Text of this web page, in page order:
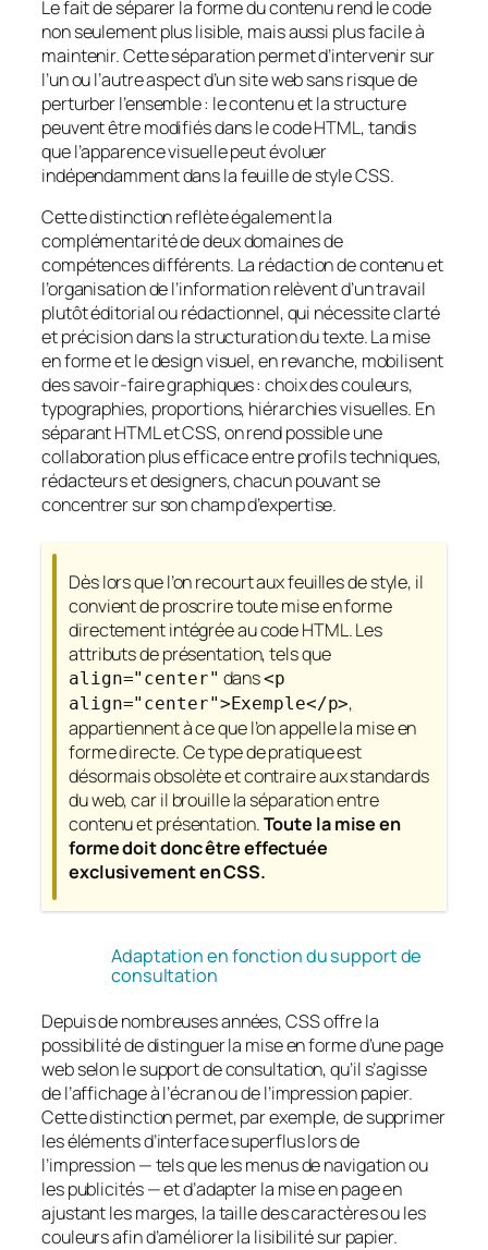
Le fait de séparer la forme du contenu rend le code
non seulement plus lisible, mais aussi plus facile à
maintenir. Cette séparation permet d’intervenir sur
l’un ou l’autre aspect d’un site web sans risque de
perturber l’ensemble : le contenu et la structure
peuvent être modifiés dans le code HTML, tandis
que l’apparence visuelle peut évoluer
indépendamment dans la feuille de style CSS.
Cette distinction reflète également la
complémentarité de deux domaines de
compétences différents. La rédaction de contenu et
l’organisation de l’information relèvent d’un travail
plutôt éditorial ou rédactionnel, qui nécessite clarté
et précision dans la structuration du texte. La mise
en forme et le design visuel, en revanche, mobilisent
des savoir-faire graphiques : choix des couleurs,
typographies, proportions, hiérarchies visuelles. En
séparant HTML et CSS, on rend possible une
collaboration plus efficace entre profils techniques,
rédacteurs et designers, chacun pouvant se
concentrer sur son champ d’expertise.
Dès lors que l’on recourt aux feuilles de style, il
convient de proscrire toute mise en forme
directement intégrée au code HTML. Les
attributs de présentation, tels que
align="center" dans<p
align="center">Exemple</p>,
appartiennent à ce que l’on appelle la mise en
forme directe. Ce type de pratique est
désormais obsolète et contraire aux standards
du web, car il brouille la séparation entre
contenu et présentation.Toute la mise en
forme doit donc être effectuée
exclusivement en CSS.
Adaptation en fonction du support de
consultation
Depuis de nombreuses années, CSS offre la
possibilité de distinguer la mise en forme d’une page
web selon le support de consultation, qu’il s’agisse
de l’affichage à l’écran ou de l’impression papier.
Cette distinction permet, par exemple, de supprimer
les éléments d’interface superflus lors de
l’impression — tels que les menus de navigation ou
les publicités — et d’adapter la mise en page en
ajustant les marges, la taille des caractères ou les
couleurs afin d’améliorer la lisibilité sur papier.